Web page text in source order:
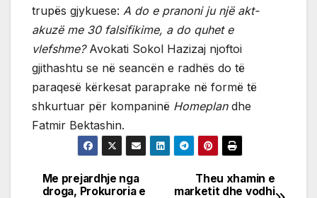
trupës gjykuese: A do e pranoni ju një akt-
akuzë me 30 falsifikime, a do quhet e
vlefshme?Avokati Sokol Hazizaj njoftoi
gjithashtu se në seancën e radhës do të
paraqesë kërkesat paraprake në formë të
shkurtuar për kompaninë Homeplandhe
Fatmir Bektashin.
Post
Theu xhamin e
marketit dhe vodhi
Me prejardhje nga
droga, Prokuroria e